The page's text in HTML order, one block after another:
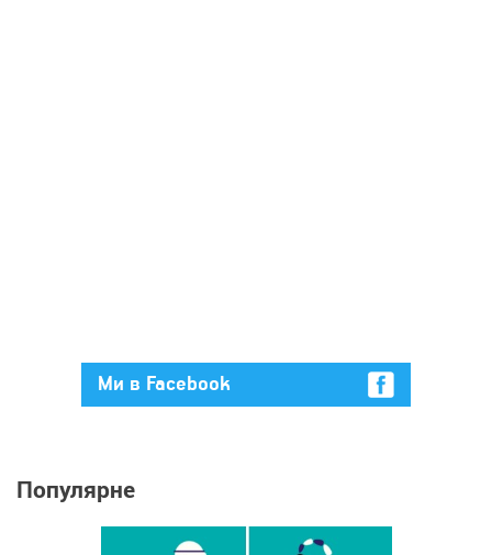
Ми в Facebook
Популярне